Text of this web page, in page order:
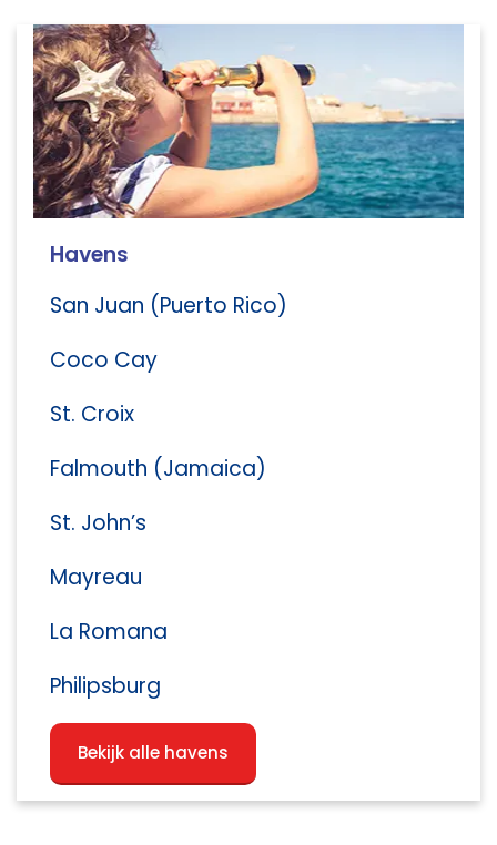
Havens
San Juan (Puerto Rico)
Coco Cay
St. Croix
Falmouth (Jamaica)
St. John’s
Mayreau
La Romana
Philipsburg
Bekijk alle havens